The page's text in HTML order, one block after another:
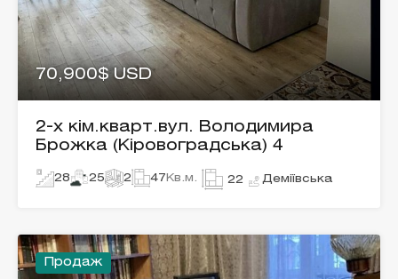
70,900$ USD
2-х кім.кварт.вул. Володимира
Брожка (Кіровоградська) 4
28 25 2 47 Кв.м. 22 Деміївська
Продаж